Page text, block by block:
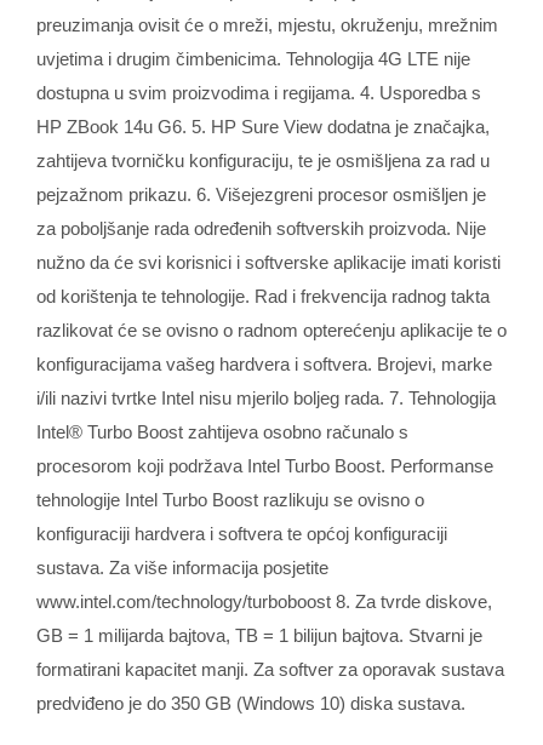
preuzimanja ovisit će o mreži, mjestu, okruženju, mrežnim
uvjetima i drugim čimbenicima. Tehnologija 4G LTE nije
dostupna u svim proizvodima i regijama. 4. Usporedba s
HP ZBook 14u G6. 5. HP Sure View dodatna je značajka,
zahtijeva tvorničku konfiguraciju, te je osmišljena za rad u
pejzažnom prikazu. 6. Višejezgreni procesor osmišljen je
za poboljšanje rada određenih softverskih proizvoda. Nije
nužno da će svi korisnici i softverske aplikacije imati koristi
od korištenja te tehnologije. Rad i frekvencija radnog takta
razlikovat će se ovisno o radnom opterećenju aplikacije te o
konfiguracijama vašeg hardvera i softvera. Brojevi, marke
i/ili nazivi tvrtke Intel nisu mjerilo boljeg rada. 7. Tehnologija
Intel® Turbo Boost zahtijeva osobno računalo s
procesorom koji podržava Intel Turbo Boost. Performanse
tehnologije Intel Turbo Boost razlikuju se ovisno o
konfiguraciji hardvera i softvera te općoj konfiguraciji
sustava. Za više informacija posjetite
www.intel.com/technology/turboboost 8. Za tvrde diskove,
GB = 1 milijarda bajtova, TB = 1 bilijun bajtova. Stvarni je
formatirani kapacitet manji. Za softver za oporavak sustava
predviđeno je do 350 GB (Windows 10) diska sustava.